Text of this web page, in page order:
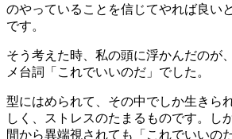
のやっていることを信じてやれば良い
です。
そう考えた時、私の頭に浮かんだのが
メ台詞「これでいいのだ」でした。
型にはめられて、その中でしか生きら
しく、ストレスのたまるものです。し
間から異端視されても「これでいいの